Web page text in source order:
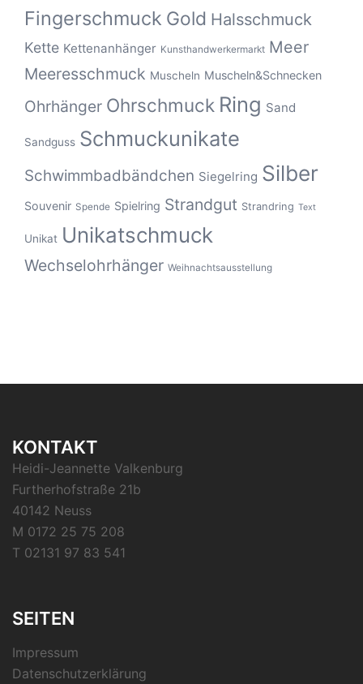
Fingerschmuck Gold Halsschmuck
Kette Kettenanhänger Kunsthandwerkermarkt Meer
Meeresschmuck Muscheln Muscheln&Schnecken
Ohrhänger Ohrschmuck Ring Sand
Sandguss Schmuckunikate
Schwimmbadbändchen Siegelring Silber
Souvenir Spende Spielring Strandgut Strandring Text
Unikat Unikatschmuck
Wechselohrhänger Weihnachtsausstellung
KONTAKT
Heidi-Jeannette Valkenburg
Furtherhofstraße 21b
40142 Neuss
M 0172 25 75 208
T 02131 97 83 541
SEITEN
Impressum
Datenschutzerklärung